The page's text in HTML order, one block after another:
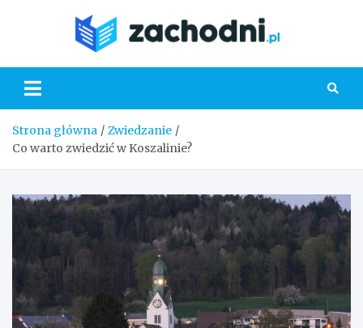
Strona główna
Zwiedzanie
Co warto zwiedzić w Koszalinie?